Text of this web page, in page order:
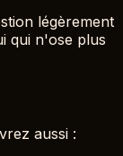
légèrement
qui n'ose plus
aussi :